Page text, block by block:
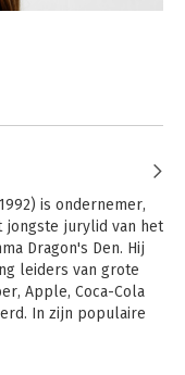
is ondernemer,
jongste jurylid van het
Dragon's Den. Hij
leiders van grote
Apple, Coca-Cola
In zijn populaire